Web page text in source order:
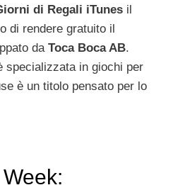
di Regali iTunes il
di rendere gratuito il
da Toca Boca AB.
specializzata in giochi per
è un titolo pensato per lo